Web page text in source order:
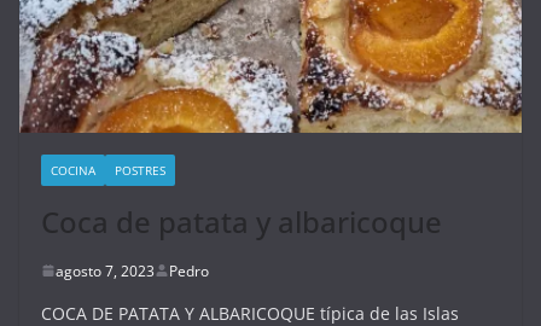
COCINA POSTRES
Coca de patata y albaricoque
agosto 7, 2023 Pedro
COCA DE PATATA Y ALBARICOQUE típica de las Islas